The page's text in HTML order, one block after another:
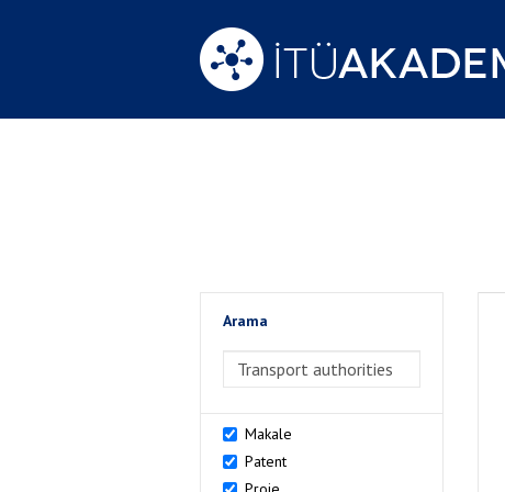
Arama
>Arama
Makale
Patent